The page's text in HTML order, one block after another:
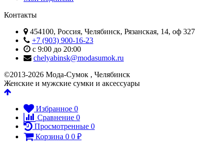
Контакты
454100, Россия, Челябинск, Рязанская, 14, оф 327
+7 (903) 900-16-23
с 9:00 до 20:00
chelyabinsk@modasumok.ru
©2013-2026 Мода-Сумок , Челябинск
Женские и мужские сумки и аксессуары
Избранное 0
Сравнение 0
Просмотренные 0
Корзина 0 0 ₽